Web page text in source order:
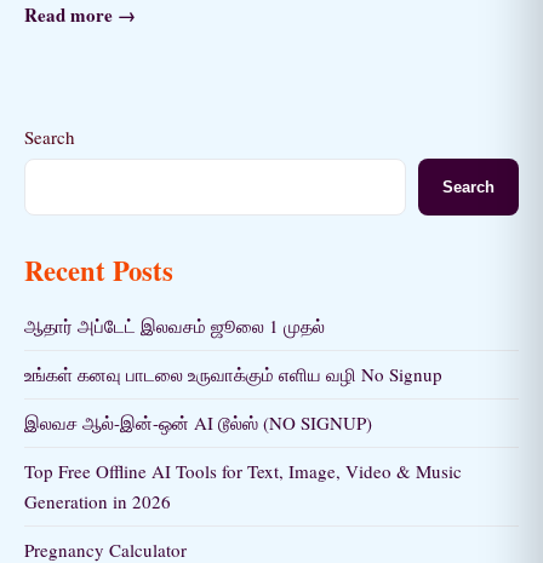
Read more →
Search
Search
Recent Posts
ஆதார் அப்டேட் இலவசம் ஜூலை 1 முதல்
உங்கள் கனவு பாடலை உருவாக்கும் எளிய வழி No Signup
இலவச ஆல்-இன்-ஒன் AI டூல்ஸ் (NO SIGNUP)
Top Free Offline AI Tools for Text, Image, Video & Music
Generation in 2026
Pregnancy Calculator